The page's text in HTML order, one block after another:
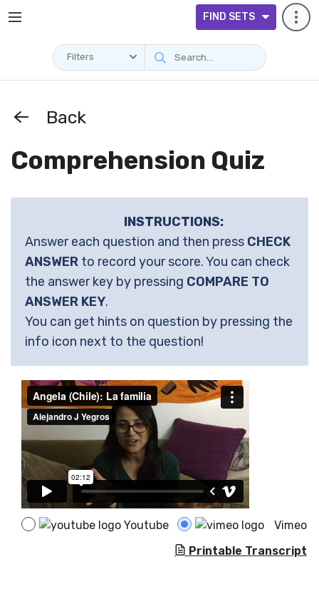
FIND SETS
Filters
Back
Comprehension Quiz
INSTRUCTIONS:
Answer each question and then press CHECK
ANSWER to record your score. You can check
the answer key by pressing COMPARE TO
ANSWER KEY.
You can get hints on question by pressing the
info icon next to the question!
Youtube
Vimeo
Printable Transcript